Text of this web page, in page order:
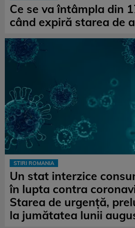
Ce se va întâmpla din
când expiră starea de
STIRI ROMANIA
Un stat interzice
în lupta contra
Starea de urgență,
la jumătatea lunii